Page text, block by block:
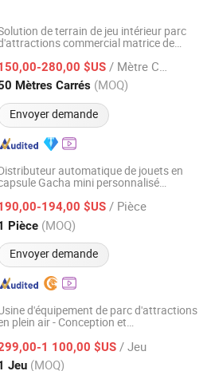
de terrain de jeu intérieur parc
commercial matrice de
intérieur par Cheer
280,00 $US / Mètre Carré
Mètres Carrés (MOQ)
Envoyer demande
Equipment Co., Ltd.
Depuis 2014
automatique de jouets en
Gacha mini personnalisé
194,00 $US / Pièce
Pièce (MOQ)
Envoyer demande
Development Co., Ltd.
Depuis 2025
d'équipement de parc d'attractions
plein air - Conception et
1 100,00 $US / Jeu
Jeu (MOQ)
Equipment Co., Ltd.
Depuis 2025